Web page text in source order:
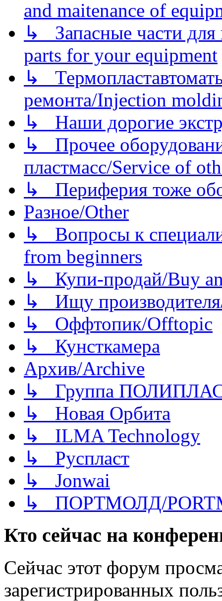
and maitenance of
↳ Запасные части для
parts for your equipment
↳
ремонта/Injection
↳ Наши дорогие
↳ Прочее
пластмасс/Service of
↳ Периферия тоже
Разное/Other
↳ Вопросы к
from beginners
↳ Купи-продай/Buy
↳ Ищу
↳ Оффтопик/Offtopic
↳ Кунсткамера
Архив/Archive
↳ Группа
↳ Новая Орбита
↳ ILMA Technology
↳ Руспласт
↳ Jonwai
↳ ПОРТМОЛД/
Кто сейчас на
Сейчас этот форум
зарегистрированных